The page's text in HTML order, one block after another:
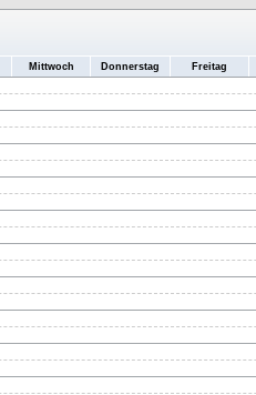
Mittwoch Donnerstag Freitag